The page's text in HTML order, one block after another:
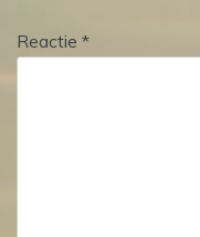
Reactie *